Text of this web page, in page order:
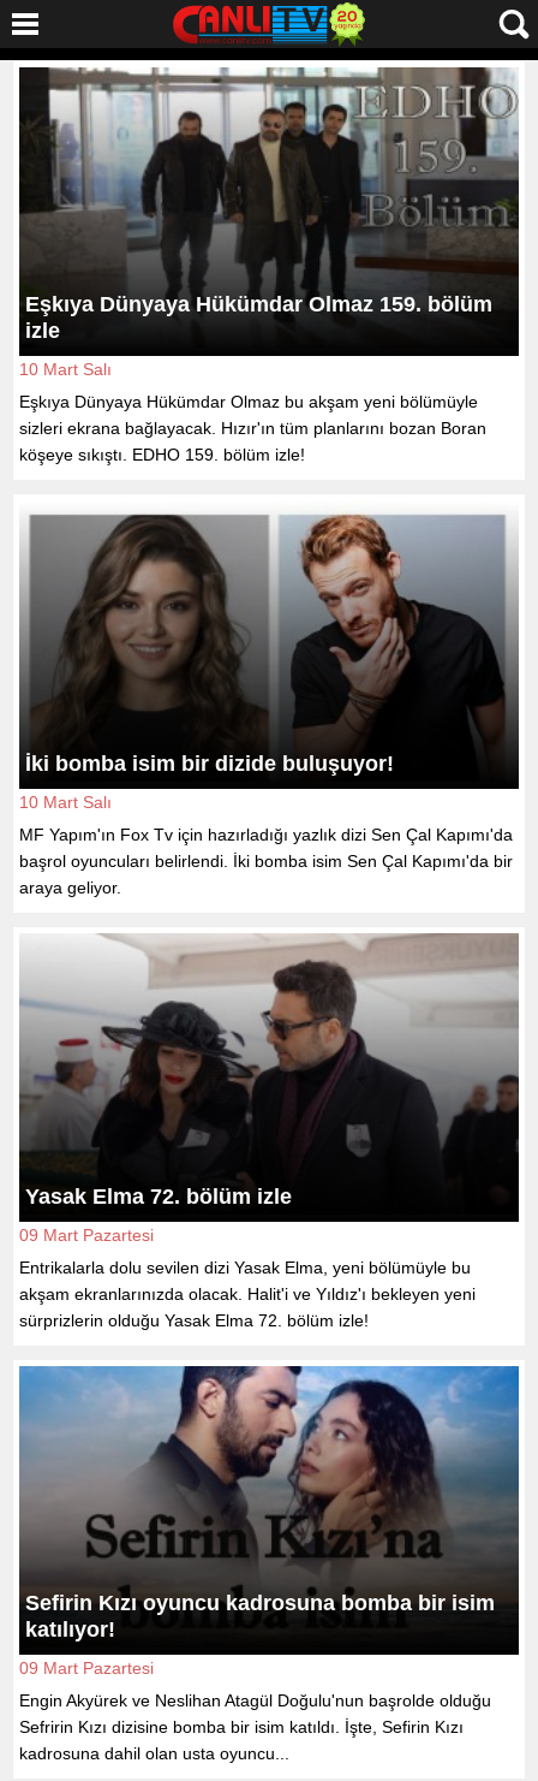
Eşkıya Dünyaya Hükümdar Olmaz 159. bölüm
izle
10 Mart Salı
Eşkıya Dünyaya Hükümdar Olmaz bu akşam yeni bölümüyle
sizleri ekrana bağlayacak. Hızır'ın tüm planlarını bozan Boran
köşeye sıkıştı. EDHO 159. bölüm izle!
İki bomba isim bir dizide buluşuyor!
10 Mart Salı
MF Yapım'ın Fox Tv için hazırladığı yazlık dizi Sen Çal Kapımı'da
başrol oyuncuları belirlendi. İki bomba isim Sen Çal Kapımı'da bir
araya geliyor.
Yasak Elma 72. bölüm izle
09 Mart Pazartesi
Entrikalarla dolu sevilen dizi Yasak Elma, yeni bölümüyle bu
akşam ekranlarınızda olacak. Halit'i ve Yıldız'ı bekleyen yeni
sürprizlerin olduğu Yasak Elma 72. bölüm izle!
Sefirin Kızı oyuncu kadrosuna bomba bir isim
katılıyor!
09 Mart Pazartesi
Engin Akyürek ve Neslihan Atagül Doğulu'nun başrolde olduğu
Sefririn Kızı dizisine bomba bir isim katıldı. İşte, Sefirin Kızı
kadrosuna dahil olan usta oyuncu...